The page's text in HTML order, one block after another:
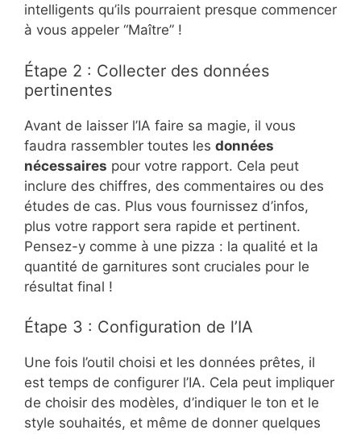
intelligents qu’ils pourraient presque commencer
à vous appeler “Maître” !
Étape 2 : Collecter des données
pertinentes
Avant de laisser l’IA faire sa magie, il vous
faudra rassembler toutes les données
nécessaires pour votre rapport. Cela peut
inclure des chiffres, des commentaires ou des
études de cas. Plus vous fournissez d’infos,
plus votre rapport sera rapide et pertinent.
Pensez-y comme à une pizza : la qualité et la
quantité de garnitures sont cruciales pour le
résultat final !
Étape 3 : Configuration de l’IA
Une fois l’outil choisi et les données prêtes, il
est temps de configurer l’IA. Cela peut impliquer
de choisir des modèles, d’indiquer le ton et le
style souhaités, et même de donner quelques